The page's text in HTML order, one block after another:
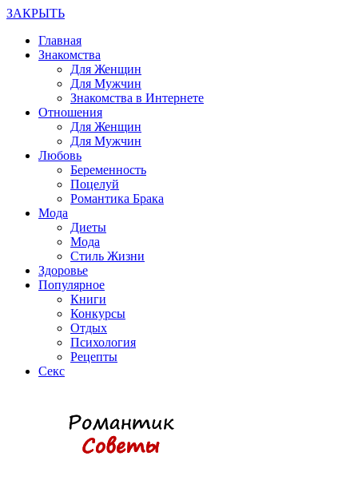
ЗАКРЫТЬ
Главная
Знакомства
Для Женщин
Для Мужчин
Знакомства в Интернете
Отношения
Для Женщин
Для Мужчин
Любовь
Беременность
Поцелуй
Романтика Брака
Мода
Диеты
Мода
Стиль Жизни
Здоровье
Популярное
Книги
Конкурсы
Отдых
Психология
Рецепты
Секс